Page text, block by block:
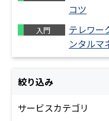
コツ
入門
テレワー
ンタルマ
絞り込み
サービスカテゴリ